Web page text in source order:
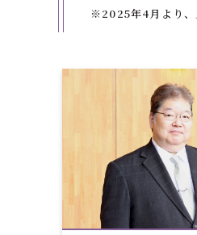
※2025年4月より、